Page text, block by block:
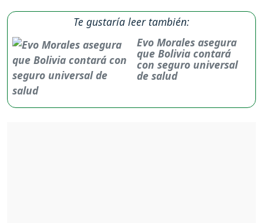
Te gustaría leer también:
Evo Morales asegura
que Bolivia contará
con seguro universal
de salud